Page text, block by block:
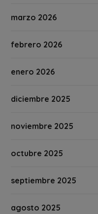
marzo 2026
febrero 2026
enero 2026
diciembre 2025
noviembre 2025
octubre 2025
septiembre 2025
agosto 2025